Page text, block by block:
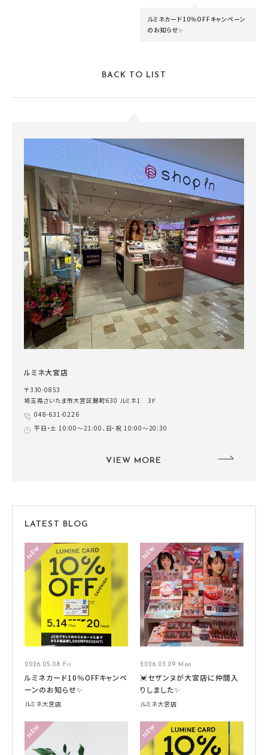
ルミネカード10％OFFキャンペーン
のお知らせ✨
BACK TO LIST
ルミネ大宮店
〒330-0853
埼玉県さいたま市大宮区錦町630 ルミネ1 3Ｆ
048-631-0226
平日・土 10:00～21:00、日・祝 10:00～20:30
VIEW MORE
LATEST BLOG
2026.05.08 Fri
ルミネカード10％OFFキャンペ
ーンのお知らせ✨
ルミネ大宮店
2026.03.09 Mon
💓セザンヌが大宮店に仲間入
りしました✨
ルミネ大宮店